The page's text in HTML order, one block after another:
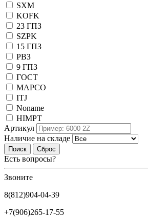
SXM
KOFK
23 ГПЗ
SZPK
15 ГПЗ
РВЗ
9 ГПЗ
ГОСТ
MAPCO
ITJ
Noname
HIMPT
Артикул
Наличие на складе
Поиск Сброс
Есть вопросы?
Звоните
8(812)904-04-39
+7(906)265-17-55